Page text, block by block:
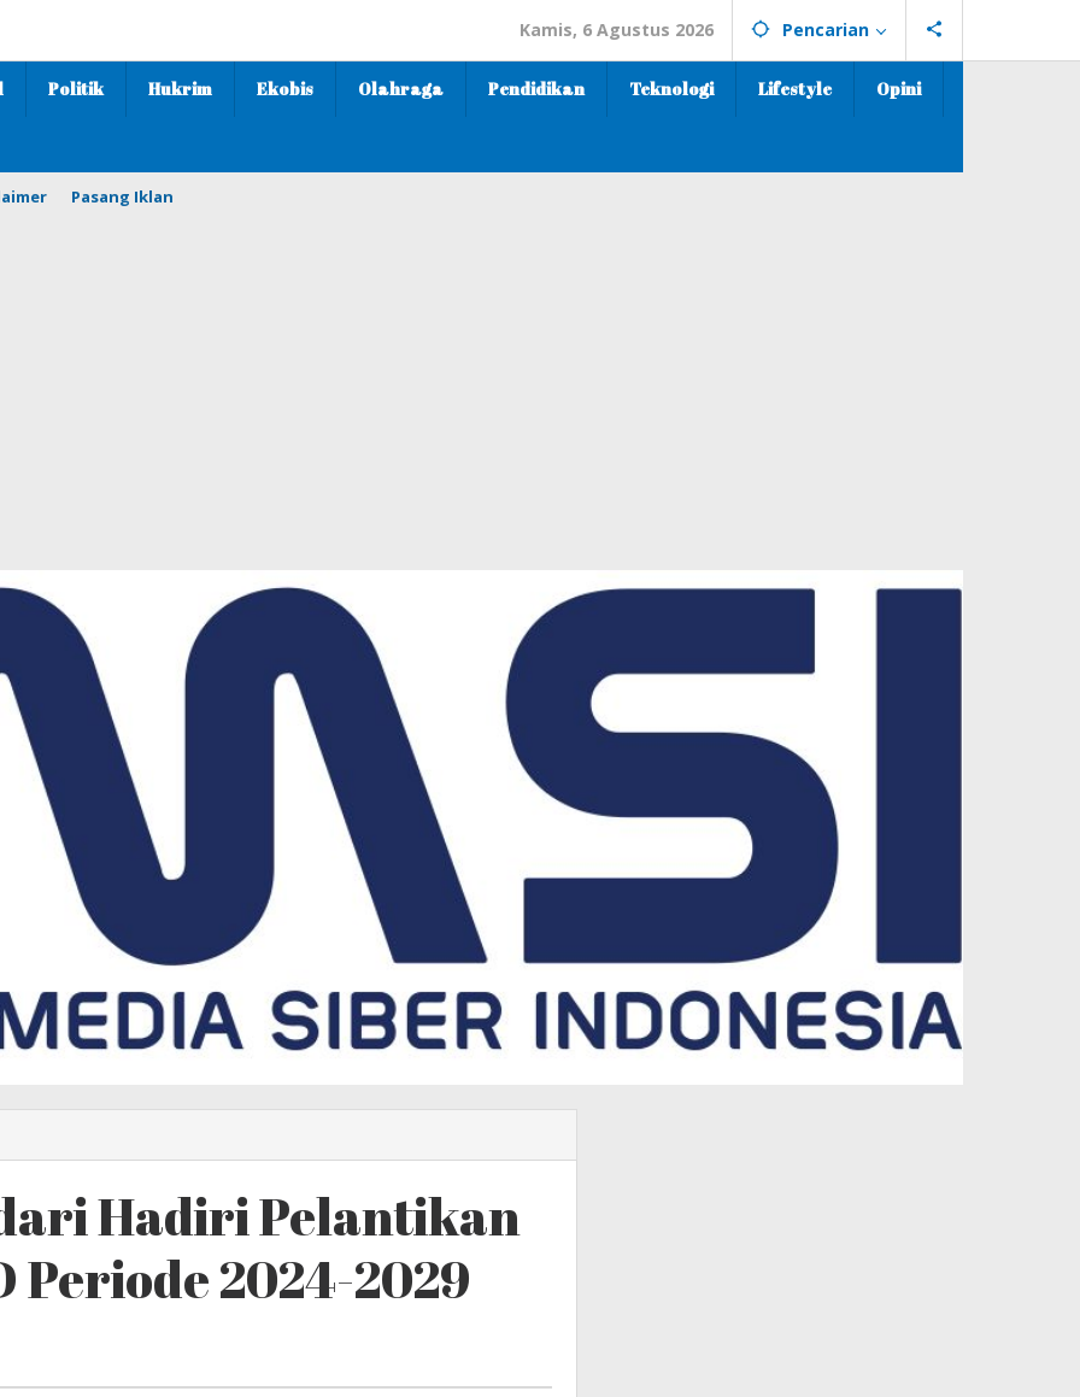
Kamis, 6 Agustus 2026 Pencarian
Politik Hukrim Ekobis Olahraga Pendidikan Teknologi Lifestyle Opini
Pasang Iklan
Hadiri Pelantikan
Periode 2024-2029